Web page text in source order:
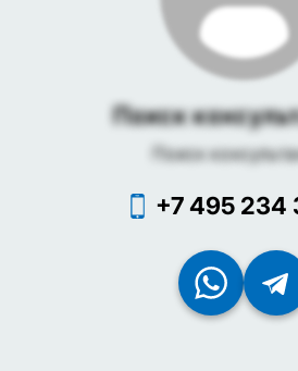
Поиск
Поиск
+7 495 234